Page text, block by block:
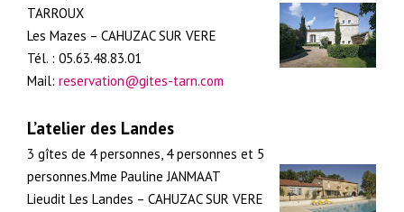
TARROUX
Les Mazes – CAHUZAC SUR VERE
Tél. : 05.63.48.83.01
Mail: reservation@gites-tarn.com
L’atelier des Landes
3 gîtes de 4 personnes, 4 personnes et 5
personnes.Mme Pauline JANMAAT
Lieudit Les Landes – CAHUZAC SUR VERE